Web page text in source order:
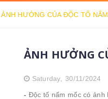
ẢNH HƯỞNG CỦA ĐỘC TỐ
ẢNH HƯỞNG
Saturday, 30/11/2024
- Độc tố nấm mốc có ảnh